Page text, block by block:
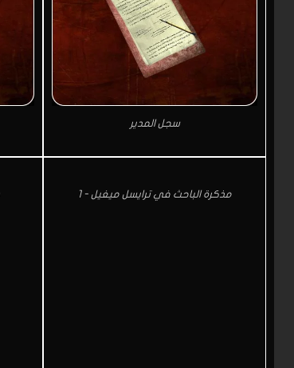
سجل المدير
مذكرة الباحث في ترايسل ميغيل - 1